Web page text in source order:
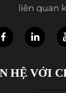
liên quan
HỆ VỚI